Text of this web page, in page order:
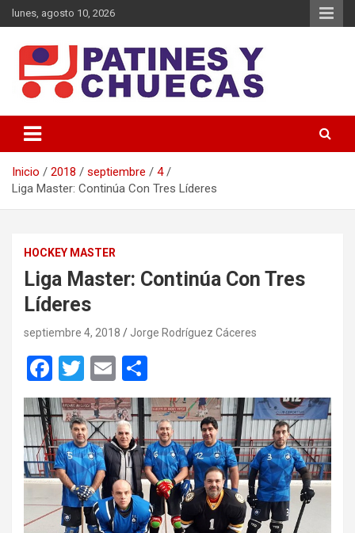
Saltar
al
lunes, agosto 10, 2026
Patines y Chuecas
Inicio 2018 septiembre
4
Liga Master: Continúa Con Tres Líderes
HOCKEY MASTER
Liga Master: Continúa Con Tres
Líderes
septiembre 4, 2018 Jorge Rodríguez Cáceres
F
a
ce
b
o
o
k
T
wi
tt
er
E
m
ail
o
m
p
ar
tir